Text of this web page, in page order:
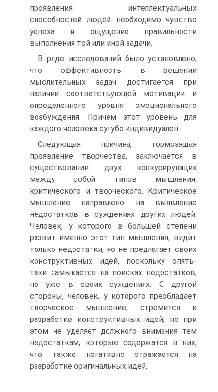
проявления интеллектуальных
способностей людей необходимо чувство
успеха и ощущение правильности
выполнения той или иной задачи.
В ряде исследований было установлено,
что эффективность в решении
мыслительных задач достигается при
наличии соответствующей мотивации и
определенного уровня эмоционального
возбуждения. Причем этот уровень для
каждого человека сугубо индивидуален.
Следующая причина, тормозящая
проявление творчества, заключается в
существовании двух конкурирующих
между собой типов мышления:
критического и творческого. Критическое
мышление направлено на выявление
недостатков в суждениях других людей.
Человек, у которого в большей степени
развит именно этот тип мышления, видит
только недостатки, но не предлагает своих
конструктивных идей, поскольку опять-
таки замыкается на поисках недостатков,
но уже в своих суждениях. С другой
стороны, человек, у которого преобладает
творческое мышление, стремится к
разработке конструктивных идей, но при
этом не уделяет должного внимания тем
недостаткам, которые содержатся в них,
что также негативно отражается на
разработке оригинальных идей.